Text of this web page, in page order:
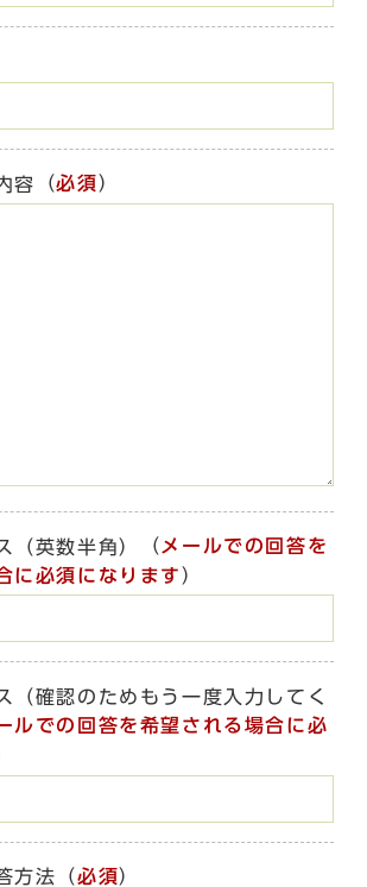
容 （必須）
（英数半角） （ メールでの回答を
に必須になります ）
（確認のためもう一度入力してく
ルでの回答を希望される場合に必
方法 （必須）